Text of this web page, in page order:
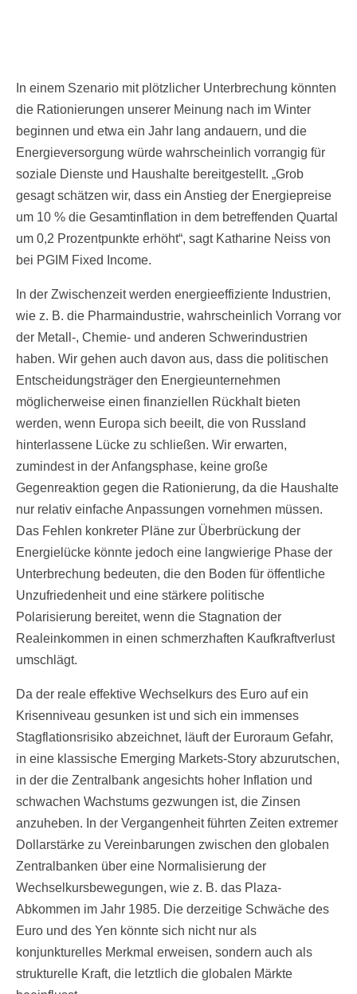
In einem Szenario mit plötzlicher Unterbrechung könnten
die Rationierungen unserer Meinung nach im Winter
beginnen und etwa ein Jahr lang andauern, und die
Energieversorgung würde wahrscheinlich vorrangig für
soziale Dienste und Haushalte bereitgestellt. „Grob
gesagt schätzen wir, dass ein Anstieg der Energiepreise
um 10 % die Gesamtinflation in dem betreffenden Quartal
um 0,2 Prozentpunkte erhöht“, sagt Katharine Neiss von
bei PGIM Fixed Income.
In der Zwischenzeit werden energieeffiziente Industrien,
wie z. B. die Pharmaindustrie, wahrscheinlich Vorrang vor
der Metall-, Chemie- und anderen Schwerindustrien
haben. Wir gehen auch davon aus, dass die politischen
Entscheidungsträger den Energieunternehmen
möglicherweise einen finanziellen Rückhalt bieten
werden, wenn Europa sich beeilt, die von Russland
hinterlassene Lücke zu schließen. Wir erwarten,
zumindest in der Anfangsphase, keine große
Gegenreaktion gegen die Rationierung, da die Haushalte
nur relativ einfache Anpassungen vornehmen müssen.
Das Fehlen konkreter Pläne zur Überbrückung der
Energielücke könnte jedoch eine langwierige Phase der
Unterbrechung bedeuten, die den Boden für öffentliche
Unzufriedenheit und eine stärkere politische
Polarisierung bereitet, wenn die Stagnation der
Realeinkommen in einen schmerzhaften Kaufkraftverlust
umschlägt.
Da der reale effektive Wechselkurs des Euro auf ein
Krisenniveau gesunken ist und sich ein immenses
Stagflationsrisiko abzeichnet, läuft der Euroraum Gefahr,
in eine klassische Emerging Markets-Story abzurutschen,
in der die Zentralbank angesichts hoher Inflation und
schwachen Wachstums gezwungen ist, die Zinsen
anzuheben. In der Vergangenheit führten Zeiten extremer
Dollarstärke zu Vereinbarungen zwischen den globalen
Zentralbanken über eine Normalisierung der
Wechselkursbewegungen, wie z. B. das Plaza-
Abkommen im Jahr 1985. Die derzeitige Schwäche des
Euro und des Yen könnte sich nicht nur als
konjunkturelles Merkmal erweisen, sondern auch als
strukturelle Kraft, die letztlich die globalen Märkte